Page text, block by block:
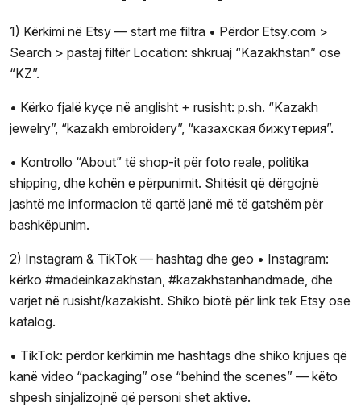
1) Kërkimi në Etsy — start me filtra • Përdor Etsy.com >
Search > pastaj filtër Location: shkruaj “Kazakhstan” ose
“KZ”.
• Kërko fjalë kyçe në anglisht + rusisht: p.sh. “Kazakh
jewelry”, “kazakh embroidery”, “казахская бижутерия”.
• Kontrollo “About” të shop-it për foto reale, politika
shipping, dhe kohën e përpunimit. Shitësit që dërgojnë
jashtë me informacion të qartë janë më të gatshëm për
bashkëpunim.
2) Instagram & TikTok — hashtag dhe geo • Instagram:
kërko #madeinkazakhstan, #kazakhstanhandmade, dhe
varjet në rusisht/kazakisht. Shiko biotë për link tek Etsy ose
katalog.
• TikTok: përdor kërkimin me hashtags dhe shiko krijues që
kanë video “packaging” ose “behind the scenes” — këto
shpesh sinjalizojnë që personi shet aktive.